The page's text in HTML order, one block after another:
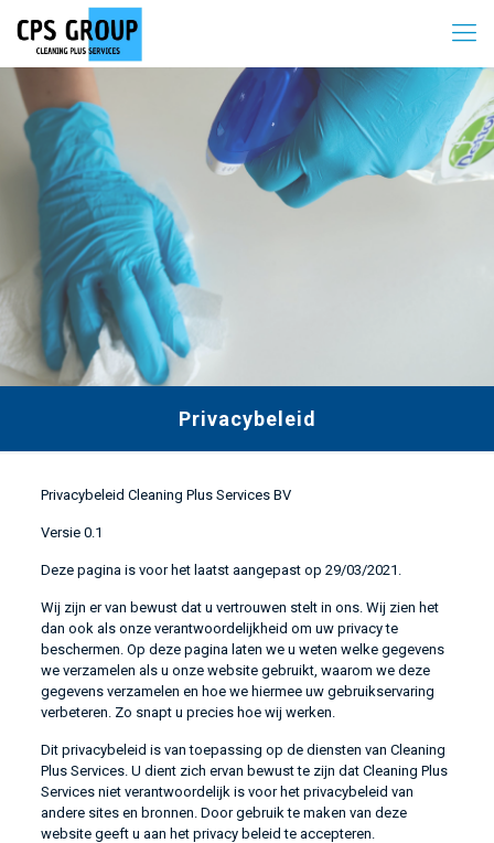
Privacybeleid
Privacybeleid Cleaning Plus Services BV
Versie 0.1
Deze pagina is voor het laatst aangepast op 29/03/2021.
Wij zijn er van bewust dat u vertrouwen stelt in ons. Wij zien het
dan ook als onze verantwoordelijkheid om uw privacy te
beschermen. Op deze pagina laten we u weten welke gegevens
we verzamelen als u onze website gebruikt, waarom we deze
gegevens verzamelen en hoe we hiermee uw gebruikservaring
verbeteren. Zo snapt u precies hoe wij werken.
Dit privacybeleid is van toepassing op de diensten van Cleaning
Plus Services. U dient zich ervan bewust te zijn dat Cleaning Plus
Services niet verantwoordelijk is voor het privacybeleid van
andere sites en bronnen. Door gebruik te maken van deze
website geeft u aan het privacy beleid te accepteren.